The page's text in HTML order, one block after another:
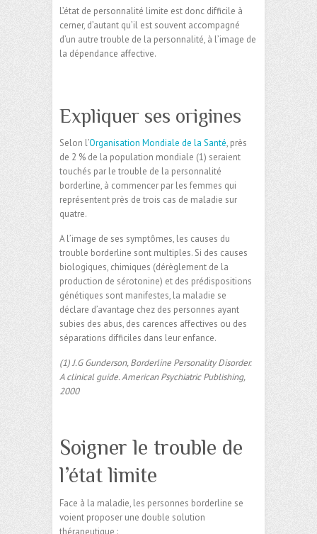
L’état de personnalité limite est donc difficile à
cerner, d’autant qu’il est souvent accompagné
d’un autre trouble de la personnalité, à l’image de
la dépendance affective.
Expliquer ses origines
Selon l’Organisation Mondiale de la Santé, près
de 2 % de la population mondiale (1) seraient
touchés par le trouble de la personnalité
borderline, à commencer par les femmes qui
représentent près de trois cas de maladie sur
quatre.
A l’image de ses symptômes, les causes du
trouble borderline sont multiples. Si des causes
biologiques, chimiques (dérèglement de la
production de sérotonine) et des prédispositions
génétiques sont manifestes, la maladie se
déclare d’avantage chez des personnes ayant
subies des abus, des carences affectives ou des
séparations difficiles dans leur enfance.
(1) J.G Gunderson, Borderline Personality Disorder.
A clinical guide. American Psychiatric Publishing,
2000
Soigner le trouble de
l’état limite
Face à la maladie, les personnes borderline se
voient proposer une double solution
thérapeutique :